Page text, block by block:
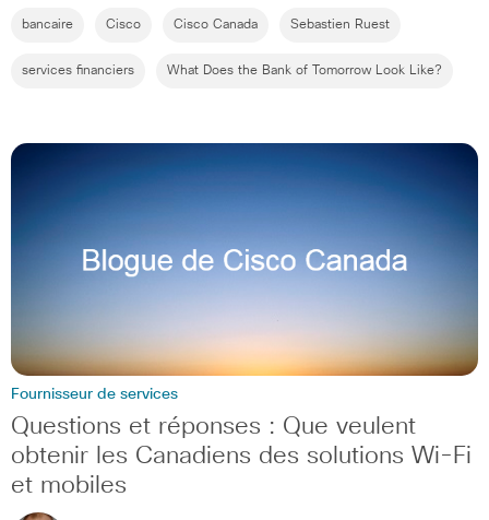
bancaire Cisco Cisco Canada Sebastien Ruest
services financiers What Does the Bank of Tomorrow Look Like?
Fournisseur de services
Questions et réponses : Que veulent
obtenir les Canadiens des solutions Wi-Fi
et mobiles